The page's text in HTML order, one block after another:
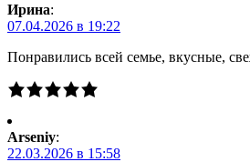
Ирина:
07.04.2026 в 19:22
Понравились всей семье, вкусные,
Arseniy:
22.03.2026 в 15:58